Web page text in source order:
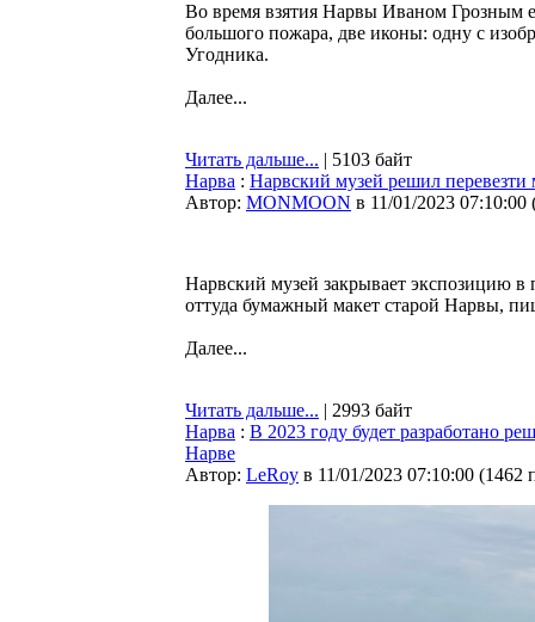
Во время взятия Нарвы Иваном Грозным
большого пожара, две иконы: одну с
Угодника.
Далее...
Читать дальше... | 5103 байт
Нарва : Нарвский музей решил
Автор: MONMOON в 11/01/2023 07:10:00
Нарвский музей закрывает экспозицию
оттуда бумажный макет старой Нарвы,
Далее...
Читать дальше... | 2993 байт
Нарва : В 2023 году будет разработано
Нарве
Автор: LeRoy в 11/01/2023 07:10:00 (1462